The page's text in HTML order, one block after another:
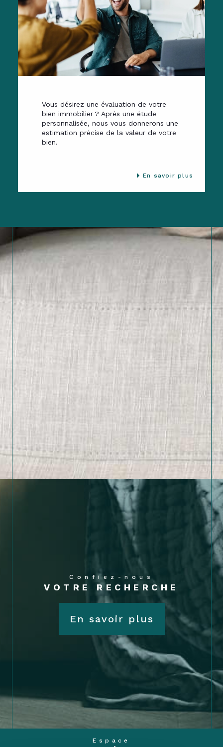
Vous désirez une évaluation de votre
bien immobilier ? Après une étude
personnalisée, nous vous donnerons une
estimation précise de la valeur de votre
bien.
En savoir plus
Confiez-nous
VOTRE RECHERCHE
En savoir plus
Espace